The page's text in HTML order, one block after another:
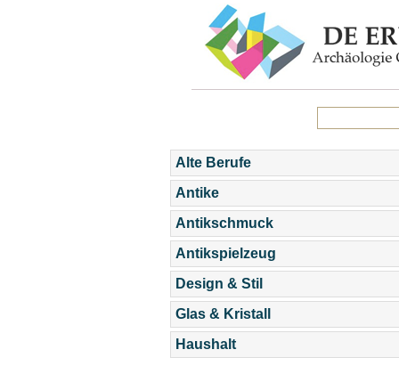
Alte Berufe
Antike
Antikschmuck
Antikspielzeug
Design & Stil
Glas & Kristall
Haushalt